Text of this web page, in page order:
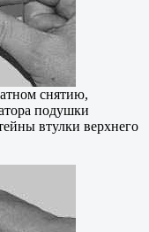
снятию,
подушки
втулки верхнего